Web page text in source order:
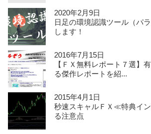
2020年2月9日
日足の環境認識ツール（パ
します！
2016年7月15日
【ＦＸ無料レポート７選】
る傑作レポートを紹...
2015年4月1日
秒速スキャルＦＸ≪特典イ
る注意点